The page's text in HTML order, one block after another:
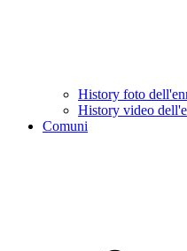
History foto
History video
Comuni